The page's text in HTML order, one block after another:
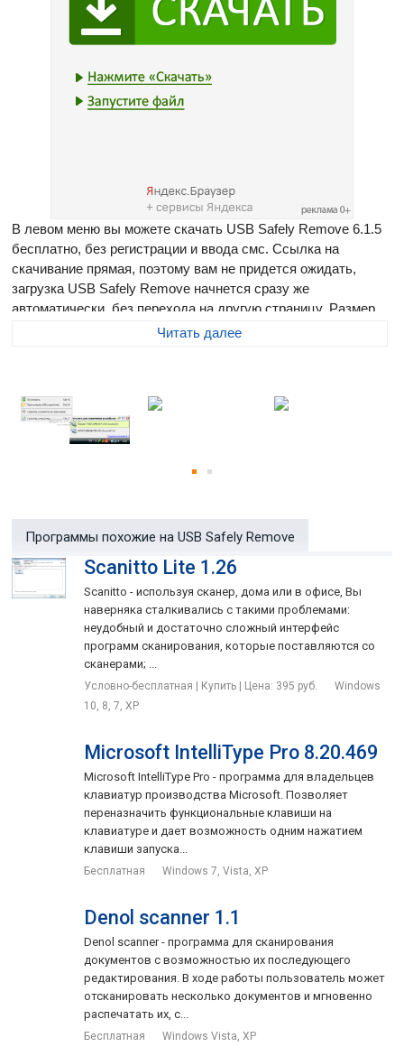
В левом меню вы можете скачать USB Safely Remove 6.1.5
бесплатно, без регистрации и ввода смс. Ссылка на
скачивание прямая, поэтому вам не придется ожидать,
загрузка USB Safely Remove начнется сразу же
автоматически, без перехода на другую страницу. Размер
программы составляет 4.88 Мб
Программа содержит массу функций для комфортной и
приятной работы с внешними гаджетами (USB, SATA,
Возможность убрать лишние устройства из меню
остановки
Правильные имена устройств + переименование
USB Safely Remove обнаруживает программы,
препятствующие извлечению устройства и позволяет
либо закрыть сами эти программы, либо закрыть файлы,
которые они открыли на устройстве
Удобное меню для отключения всего в один клик
Автозапуск программ при подключении/отключении
Форсированная остановка устройств
Читать далее
Программы похожие на USB Safely Remove
Scanitto Lite 1.26
Scanitto - используя сканер, дома или в офисе, Вы
наверняка сталкивались с такими проблемами:
неудобный и достаточно сложный интерфейс
программ сканирования, которые поставляются со
сканерами; ...
Условно-бесплатная | Купить | Цена: 395 руб.
Windows
10, 8, 7, XP
Microsoft IntelliType Pro 8.20.469
Microsoft IntelliType Pro - программа для владельцев
клавиатур производства Microsoft. Позволяет
переназначить функциональные клавиши на
клавиатуре и дает возможность одним нажатием
клавиши запуска...
Бесплатная Windows 7, Vista, XP
Denol scanner 1.1
Denol scanner - программа для сканирования
документов с возможностью их последующего
редактирования. В ходе работы пользователь может
отсканировать несколько документов и мгновенно
распечатать их, с...
Бесплатная Windows Vista, XP